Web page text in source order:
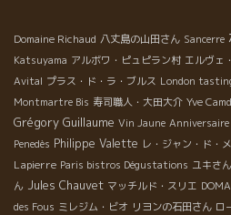
Domaine Richaud 八丈島の山田さん Sancerre
Katsuyama アルボワ・ピュピラン村 エルヴェ
Avital プラス・ド・ラ・ブルス London
Montmartre Bis 寿司職人・大田大介 Yve
Grégory Guillaume Vin Jaune Anniversaire
Penedès Philippe Valette レ・ジャン・ド・
Lapierre Paris bistros Dégustations ユキさ
ん Jules Chauvet マッチルド・スリエ
des Fous ミレジム・ビオ リヨンの石田さん ロ